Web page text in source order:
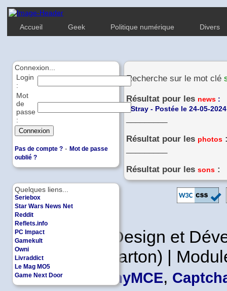
Accueil Geek Politique numérique Divers
Quelques liens...
Seriebox
Star Wars News Net
Reddit
Reflets.info
PC Impact
Gamekult
Owni
Livraddict
Le Mag MO5
Game Next Door
Connexion...
Login
:
Mot
de
passe
:
Pas de compte ? - Mot de passe
oublié ?
Recherche sur le mot clé
Résultat pour les news :
Stray - Postée le 24-05-
Résultat pour les photos
Résultat pour les sons :
Copyleft | Design et
Leader en Carton) |
TinyMCE,